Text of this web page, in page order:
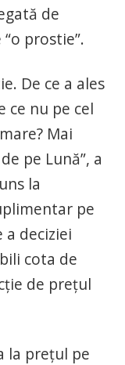
de
prostie”.
De ce a ales
ce nu pe cel
Mai
pe Lună”, a
la
pe
a deciziei
cota de
de preţul
la preţul pe